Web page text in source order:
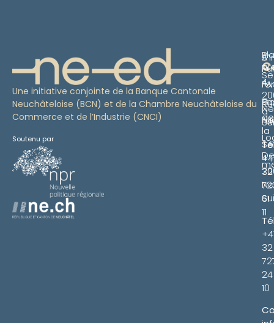
Une initiative conjointe de la Banque Cantonale
Neuchâteloise (BCN) et de la Chambre Neuchâteloise du
Commerce et de l’Industrie (CNCI)
Soutenu par
de
la
4
32
24
10
4
32
61
11
Se
à
À